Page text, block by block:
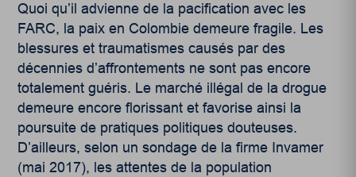
Quoi qu’il advienne de la pacification avec les
FARC, la paix en Colombie demeure fragile. Les
blessures et traumatismes causés par des
décennies d’affrontements ne sont pas encore
totalement guéris. Le marché illégal de la drogue
demeure encore florissant et favorise ainsi la
poursuite de pratiques politiques douteuses.
D’ailleurs, selon un sondage de la firme Invamer
(mai 2017), les attentes de la population